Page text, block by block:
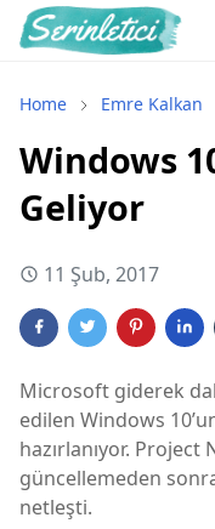
Home Emre Kalkan
Windows
Geliyor
11 Şub, 2017
Microsoft giderek
edilen Windows
hazırlanıyor. Project
güncellemeden
netleşti.